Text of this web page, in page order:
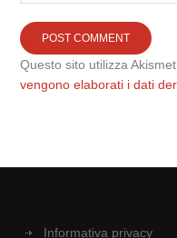
Questo sito utilizza
vengono elaborati i dati
Informativa privacy